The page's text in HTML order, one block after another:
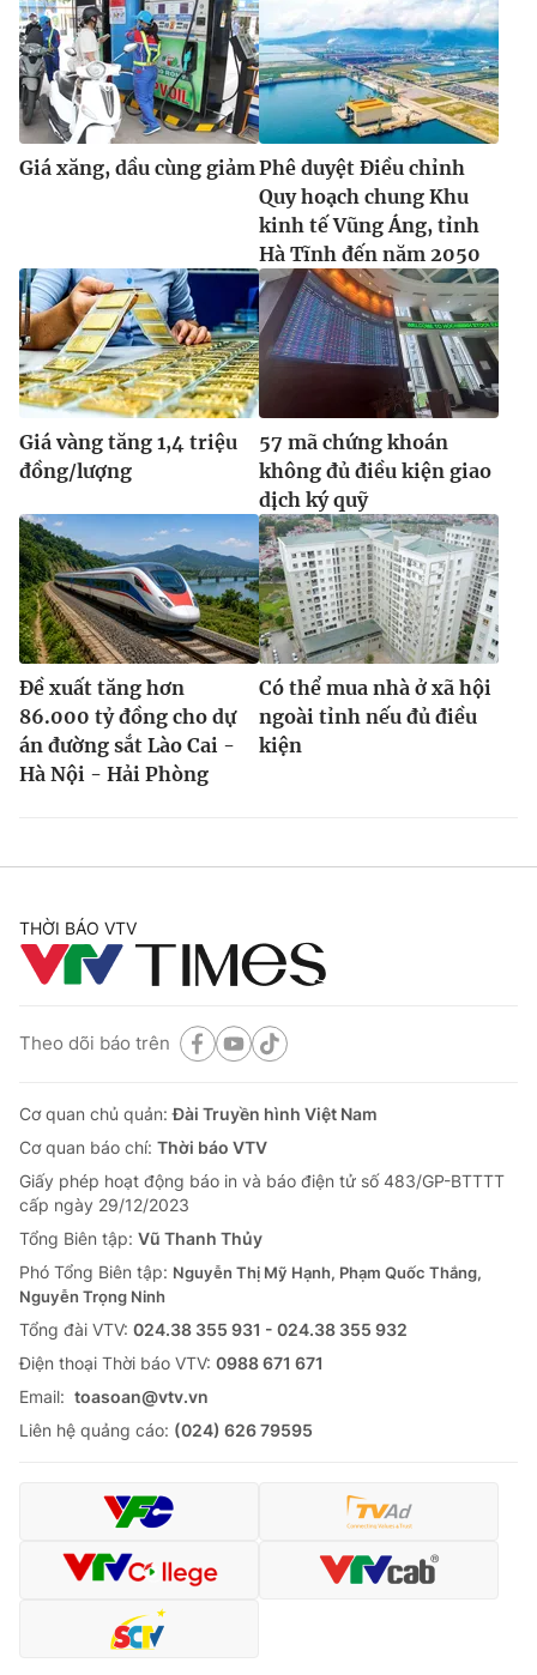
Giá xăng, dầu cùng giảm Phê duyệt Điều chỉnh
Quy hoạch chung Khu
kinh tế Vũng Áng, tỉnh
Hà Tĩnh đến năm 2050
Giá vàng tăng 1,4 triệu
đồng/lượng
57 mã chứng khoán
không đủ điều kiện giao
dịch ký quỹ
Đề xuất tăng hơn
86.000 tỷ đồng cho dự
án đường sắt Lào Cai -
Hà Nội - Hải Phòng
Có thể mua nhà ở xã hội
ngoài tỉnh nếu đủ điều
kiện
THỜI BÁO VTV
Theo dõi báo trên
Cơ quan chủ quản:Đài Truyền hình Việt Nam
Cơ quan báo chí: Thời báo VTV
Giấy phép hoạt động báo in và báo điện tử số 483/GP-BTTTT
cấp ngày 29/12/2023
Tổng Biên tập: Vũ Thanh Thủy
Phó Tổng Biên tập: Nguyễn Thị Mỹ Hạnh, Phạm Quốc Thắng,
Nguyễn Trọng Ninh
Tổng đài VTV: 024.38 355 931 - 024.38 355 932
Ðiện thoại Thời báo VTV: 0988 671 671
Email: toasoan@vtv.vn
Liên hệ quảng cáo: (024) 626 79595